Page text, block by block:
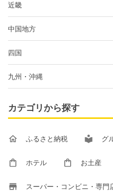
近畿
中国地方
四国
九州・沖縄
カテゴリから探す
ふるさと納税 グ
ホテル お土産
スーパー・コンビニ・専門